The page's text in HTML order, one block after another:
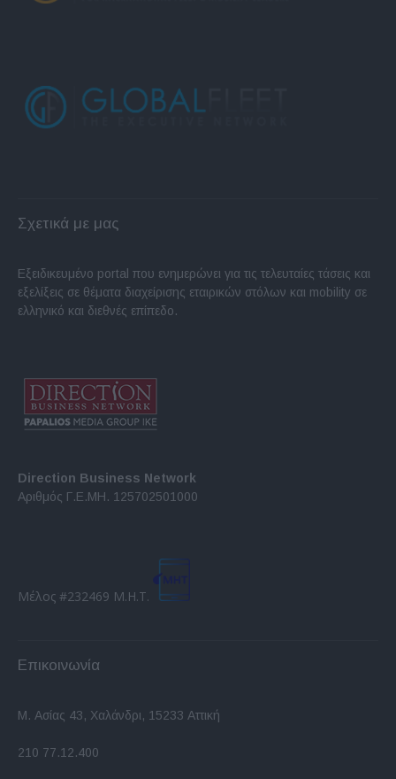
Σχετικά με μας
Εξειδικευμένο portal που ενημερώνει για τις τελευταίες τάσεις και
εξελίξεις σε θέματα διαχείρισης εταιρικών στόλων και mobility σε
ελληνικό και διεθνές επίπεδο.
Direction Business Network
Αριθμός Γ.Ε.ΜΗ. 125702501000
Μέλος #232469 Μ.Η.Τ.
Επικοινωνία
Μ. Ασίας 43, Χαλάνδρι, 15233 Αττική
210 77.12.400